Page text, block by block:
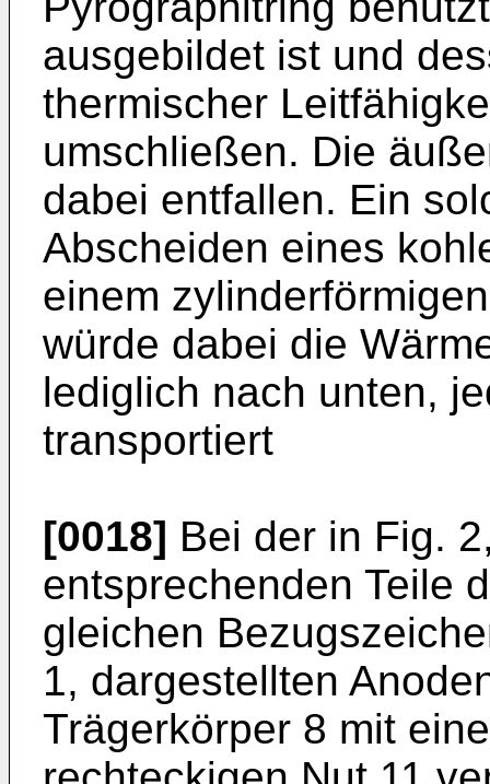
ausgebildet ist und
thermischer
umschließen. Die
dabei entfallen. Ein
Abscheiden eines
einem
würde dabei die
lediglich nach unten,
transportiert
[0018] Bei der in Fig.
entsprechenden Teile
gleichen
1, dargestellten
Trägerkörper 8 mit